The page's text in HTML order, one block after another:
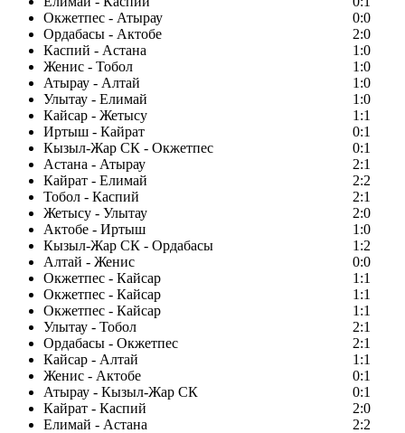
Окжетпес - Атырау
0:0
Ордабасы - Актобе
2:0
Каспий - Астана
1:0
Женис - Тобол
1:0
Атырау - Алтай
1:0
Улытау - Елимай
1:0
Кайсар - Жетысу
1:1
Иртыш - Кайрат
0:1
Кызыл-Жар СК - Окжетпес
0:1
Астана - Атырау
2:1
Кайрат - Елимай
2:2
Тобол - Каспий
2:1
Жетысу - Улытау
2:0
Актобе - Иртыш
1:0
Кызыл-Жар СК - Ордабасы
1:2
Алтай - Женис
0:0
Окжетпес - Кайсар
1:1
Окжетпес - Кайсар
1:1
Окжетпес - Кайсар
1:1
Улытау - Тобол
2:1
Ордабасы - Окжетпес
2:1
Кайсар - Алтай
1:1
Женис - Актобе
0:1
Атырау - Кызыл-Жар СК
0:1
Кайрат - Каспий
2:0
Елимай - Астана
2:2